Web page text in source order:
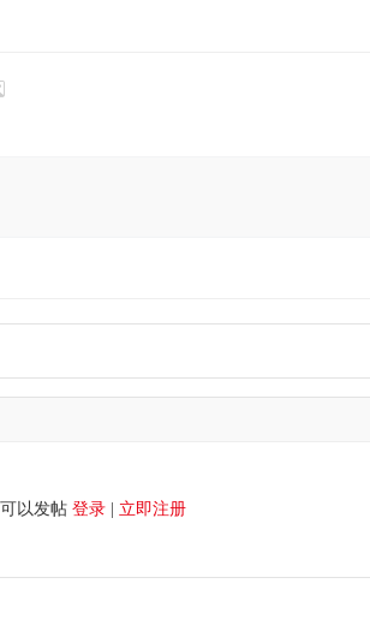
以发帖 登录 立即注册